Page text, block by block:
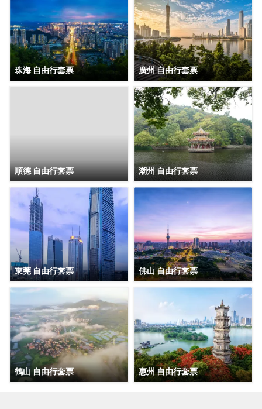
聯網的結合、與新生活方式的結合，致力於成為全球領先的
生活服務連鎖平台，引領新尚美好生活。
珠海 自由行套票 廣州 自由行套票
順德 自由行套票 潮州 自由行套票
東莞 自由行套票 佛山 自由行套票
鶴山 自由行套票 惠州 自由行套票